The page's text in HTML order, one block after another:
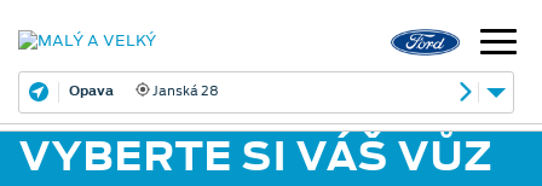
Opava Janská 28
VYBERTE SI VÁŠ VŮZ